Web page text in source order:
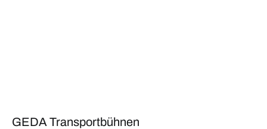
GEDA Transportbühnen